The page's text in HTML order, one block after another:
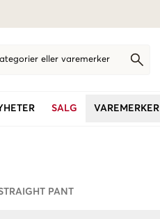
eller varemerker
SALG VAREMERKER
PANT